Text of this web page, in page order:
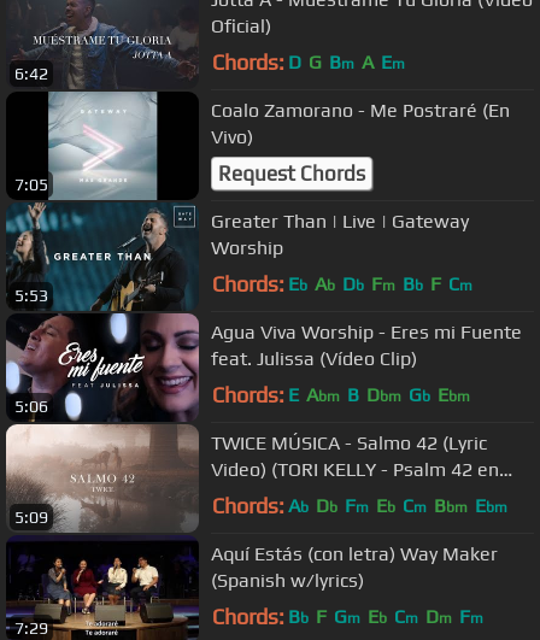
6:42
Oficial)
Chords: D G Bm A Em
7:05
Coalo Zamorano - Me Postraré (En
Vivo)
Request Chords
5:53
Greater Than | Live | Gateway
Worship
Chords: Eb Ab Db Fm Bb F Cm
5:06
Agua Viva Worship - Eres mi Fuente
feat. Julissa (Vídeo Clip)
Chords: E Abm B Dbm Gb Ebm
5:09
TWICE MÚSICA - Salmo 42 (Lyric
Video) (TORI KELLY - Psalm 42 en
español)
Chords: Ab Db Fm Eb Cm Bbm Ebm
7:29
Aquí Estás (con letra) Way Maker
(Spanish w/lyrics)
Chords: Bb F Gm Eb Cm Dm Fm